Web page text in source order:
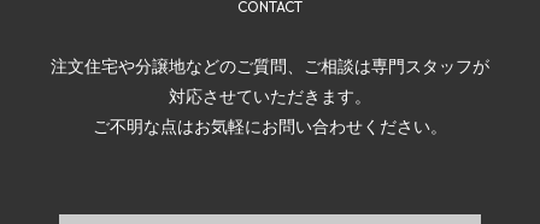
注文住宅や分譲地などのご質問、ご相談は専門スタッフが
対応させていただきます。
ご不明な点はお気軽にお問い合わせください。